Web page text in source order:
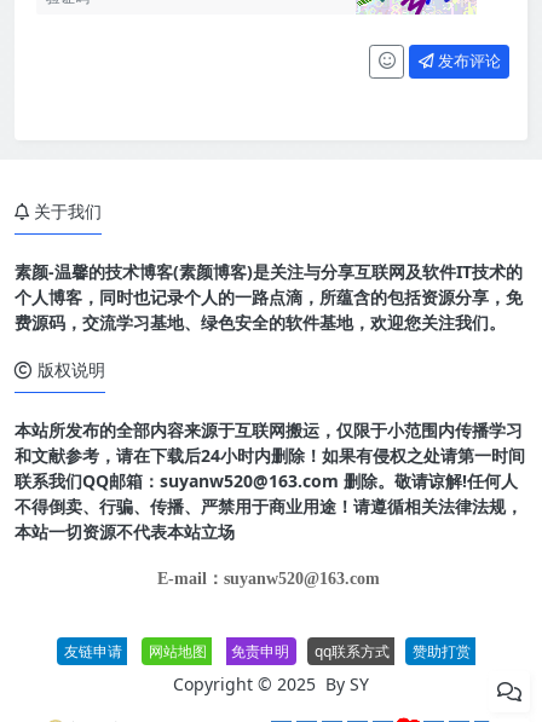
发布评论
关于我们
素颜-温馨的技术博客(素颜博客)是关注与分享互联网及软件IT技术的
个人博客，同时也记录个人的一路点滴，所蕴含的包括资源分享，免
费源码，交流学习基地、绿色安全的软件基地，欢迎您关注我们。
版权说明
本站所发布的全部内容来源于互联网搬运，仅限于小范围内传播学习
和文献参考，请在下载后24小时内删除！如果有侵权之处请第一时间
联系我们QQ邮箱：suyanw520@163.com 删除。敬请谅解!任何人
不得倒卖、行骗、传播、严禁用于商业用途！请遵循相关法律法规，
本站一切资源不代表本站立场
E-mail：suyanw520@163.com
友链申请 网站地图 免责申明 qq联系方式 赞助打赏
Copyright © 2025 By SY